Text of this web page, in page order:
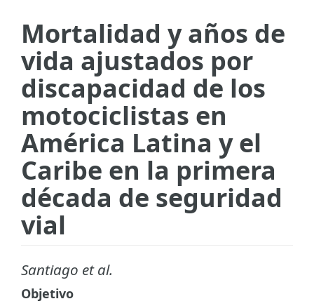
Mortalidad y años de
vida ajustados por
discapacidad de los
motociclistas en
América Latina y el
Caribe en la primera
década de seguridad
vial
Santiago et al.
Objetivo